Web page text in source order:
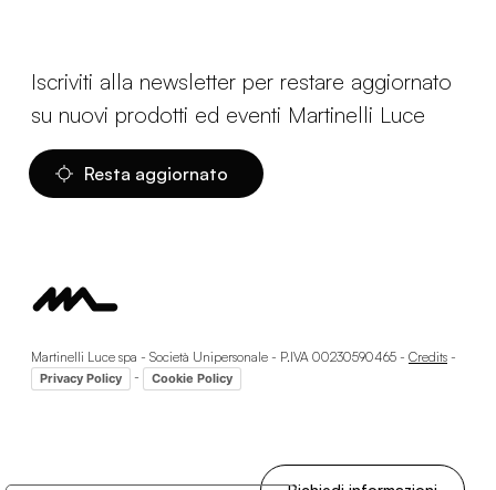
Iscriviti alla newsletter per restare aggiornato
su nuovi prodotti ed eventi Martinelli Luce
Resta aggiornato
Martinelli Luce spa - Società Unipersonale - P.IVA 00230590465 - Credits -
Privacy Policy - Cookie Policy